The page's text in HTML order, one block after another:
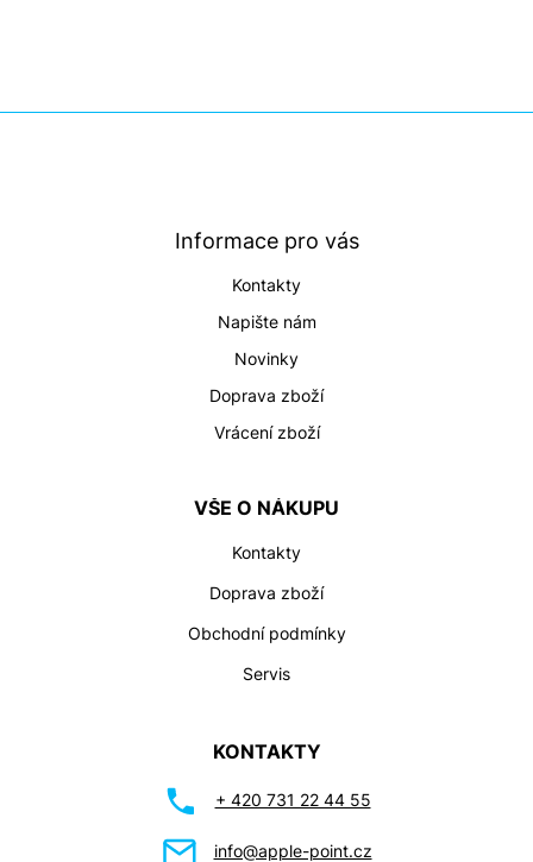
Informace pro vás
Kontakty
Napište nám
Novinky
Doprava zboží
Vrácení zboží
VŠE O NÁKUPU
Kontakty
Doprava zboží
Obchodní podmínky
Servis
KONTAKTY
+ 420 731 22 44 55
info@apple-point.cz